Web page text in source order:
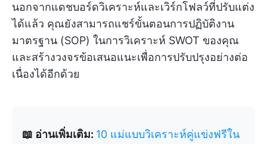
นอกจากแดชบอร์ดวิเคราะห์และเวิร์กโฟลว์ที่ปรับแต่ง
ได้แล้ว คุณยังสามารถแชร์ขั้นตอนการปฏิบัติงาน
มาตรฐาน (SOP) ในการวิเคราะห์ SWOT ของคุณ
และสร้างวงจรข้อเสนอแนะเพื่อการปรับปรุงอย่างต่อ
เนื่องได้อีกด้วย
📖 อ่านเพิ่มเติม: 10 แม่แบบวิเคราะห์คู่แข่งฟรีใน